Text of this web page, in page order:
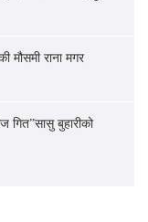
मौसमी राना मगर
गित”सासु बुहारीको